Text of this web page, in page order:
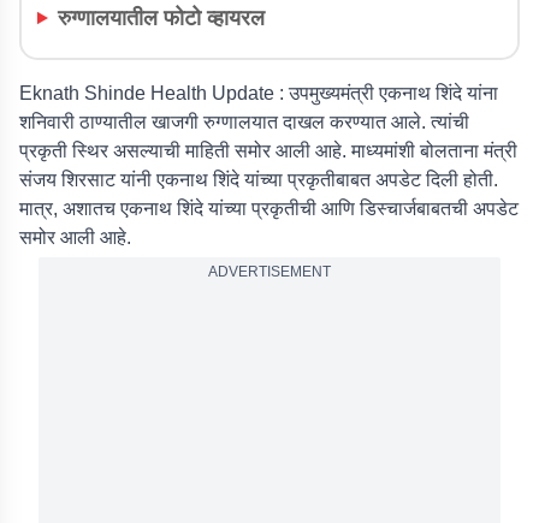
रुग्णालयातील फोटो व्हायरल
Eknath Shinde Health Update : उपमुख्यमंत्री एकनाथ शिंदे यांना
शनिवारी ठाण्यातील खाजगी रुग्णालयात दाखल करण्यात आले. त्यांची
प्रकृती स्थिर असल्याची माहिती समोर आली आहे. माध्यमांशी बोलताना मंत्री
संजय शिरसाट यांनी एकनाथ शिंदे यांच्या प्रकृतीबाबत अपडेट दिली होती.
मात्र, अशातच एकनाथ शिंदे यांच्या प्रकृतीची आणि डिस्चार्जबाबतची अपडेट
समोर आली आहे.
ADVERTISEMENT